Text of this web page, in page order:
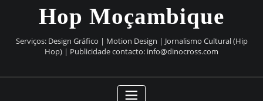
Hop Moçambique
Serviços: Design Gráfico | Motion Design | Jornalismo Cultural (Hip
Hop) | Publicidade contacto: info@dinocross.com